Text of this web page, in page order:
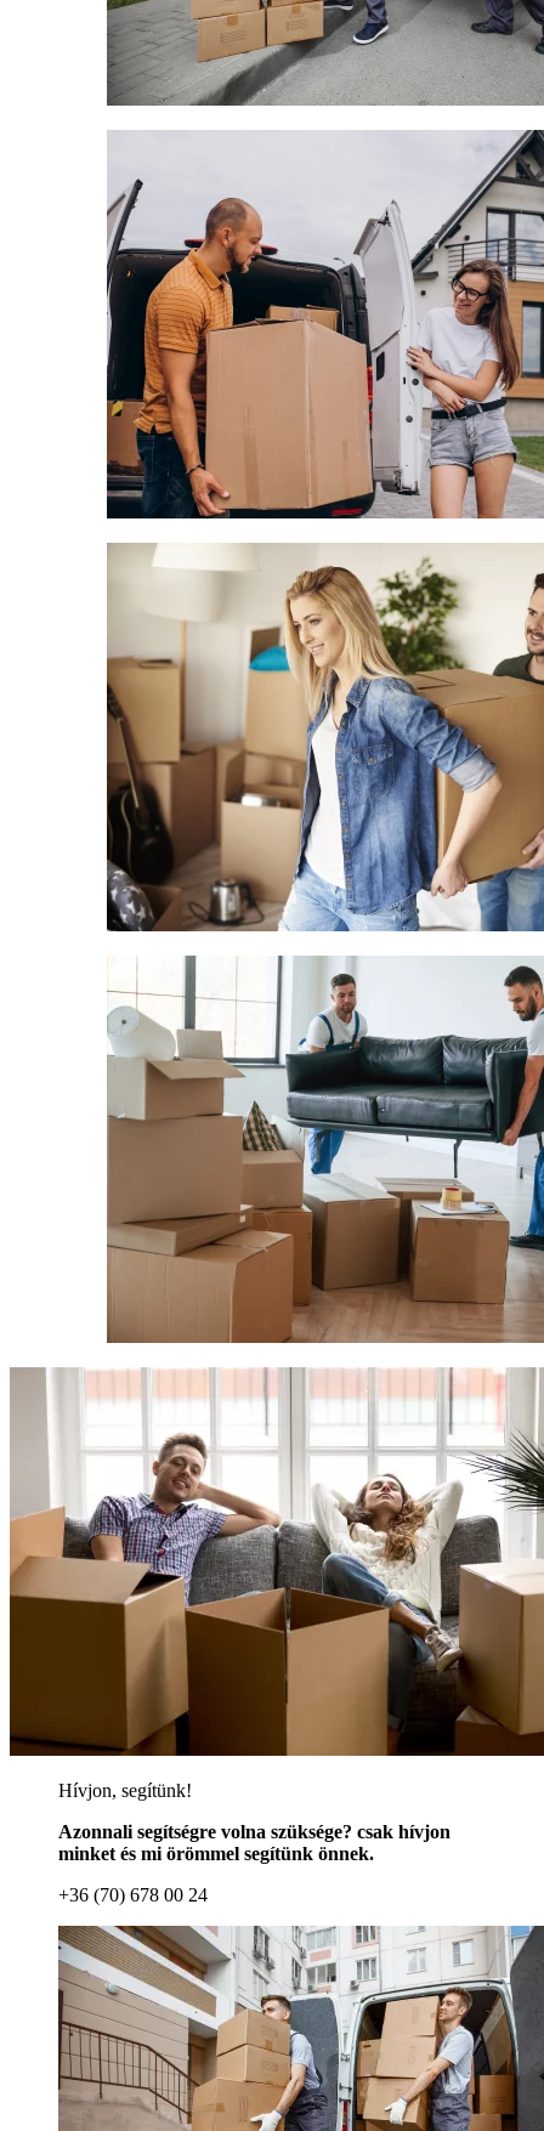
Hívjon, segítünk!
Azonnali segítségre volna szüksége? csak hívjon
minket és mi örömmel segítünk önnek.
+36 (70) 678 00 24